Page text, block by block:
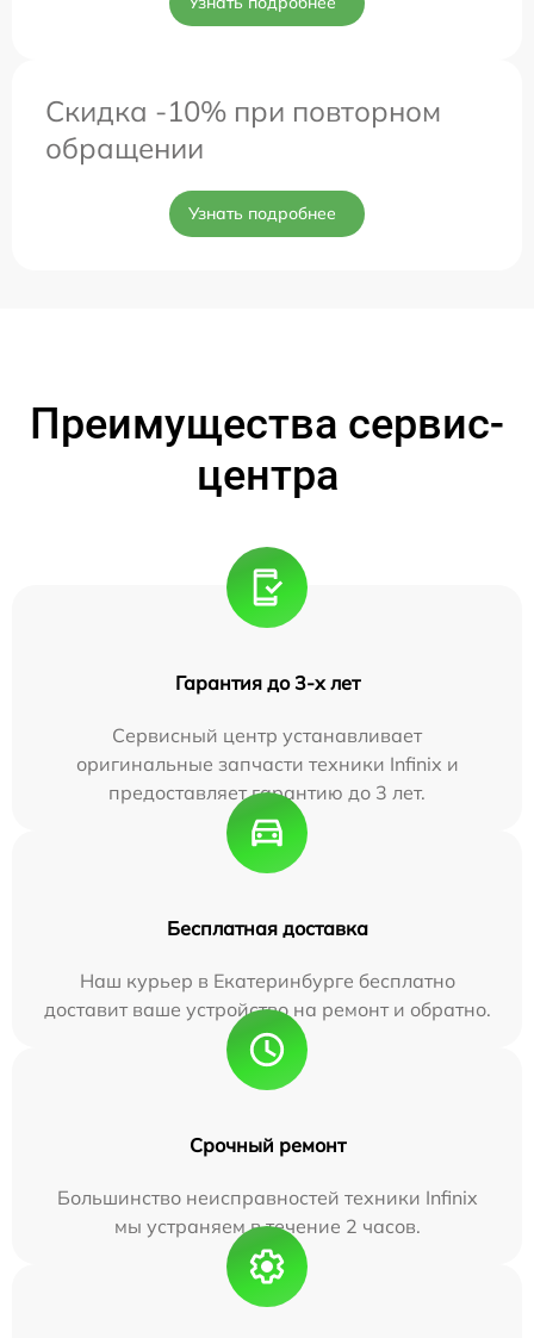
Скидка -10% при повторном
обращении
Узнать подробнее
Преимущества сервис-
центра
Гарантия до 3-х лет
Сервисный центр устанавливает
оригинальные запчасти техники Infinix и
предоставляет гарантию до 3 лет.
Бесплатная доставка
Наш курьер в Екатеринбурге бесплатно
доставит ваше устройство на ремонт и обратно.
Срочный ремонт
Большинство неисправностей техники Infinix
мы устраняем в течение 2 часов.